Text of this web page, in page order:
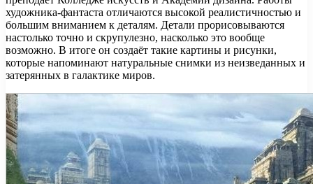
художника-фантаста отличаются высокой реалистичностью и
большим вниманием к деталям. Детали прорисовываются
настолько точно и скрупулезно, насколько это вообще
возможно. В итоге он создаёт такие картины и рисунки,
которые напоминают натуральные снимки из неизведанных и
затерянных в галактике миров.